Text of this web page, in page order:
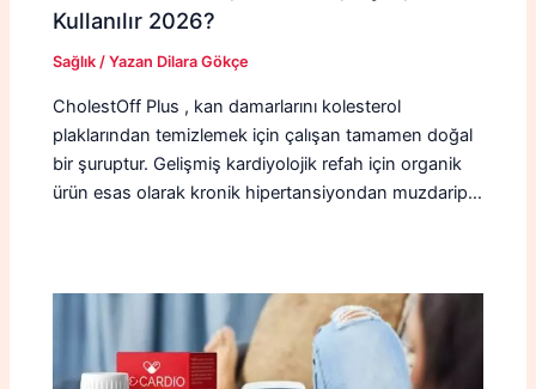
Kullanılır 2026?
Sağlık / Yazan Dilara Gökçe
CholestOff Plus , kan damarlarını kolesterol
plaklarından temizlemek için çalışan tamamen doğal
bir şuruptur. Gelişmiş kardiyolojik refah için organik
ürün esas olarak kronik hipertansiyondan muzdarip…